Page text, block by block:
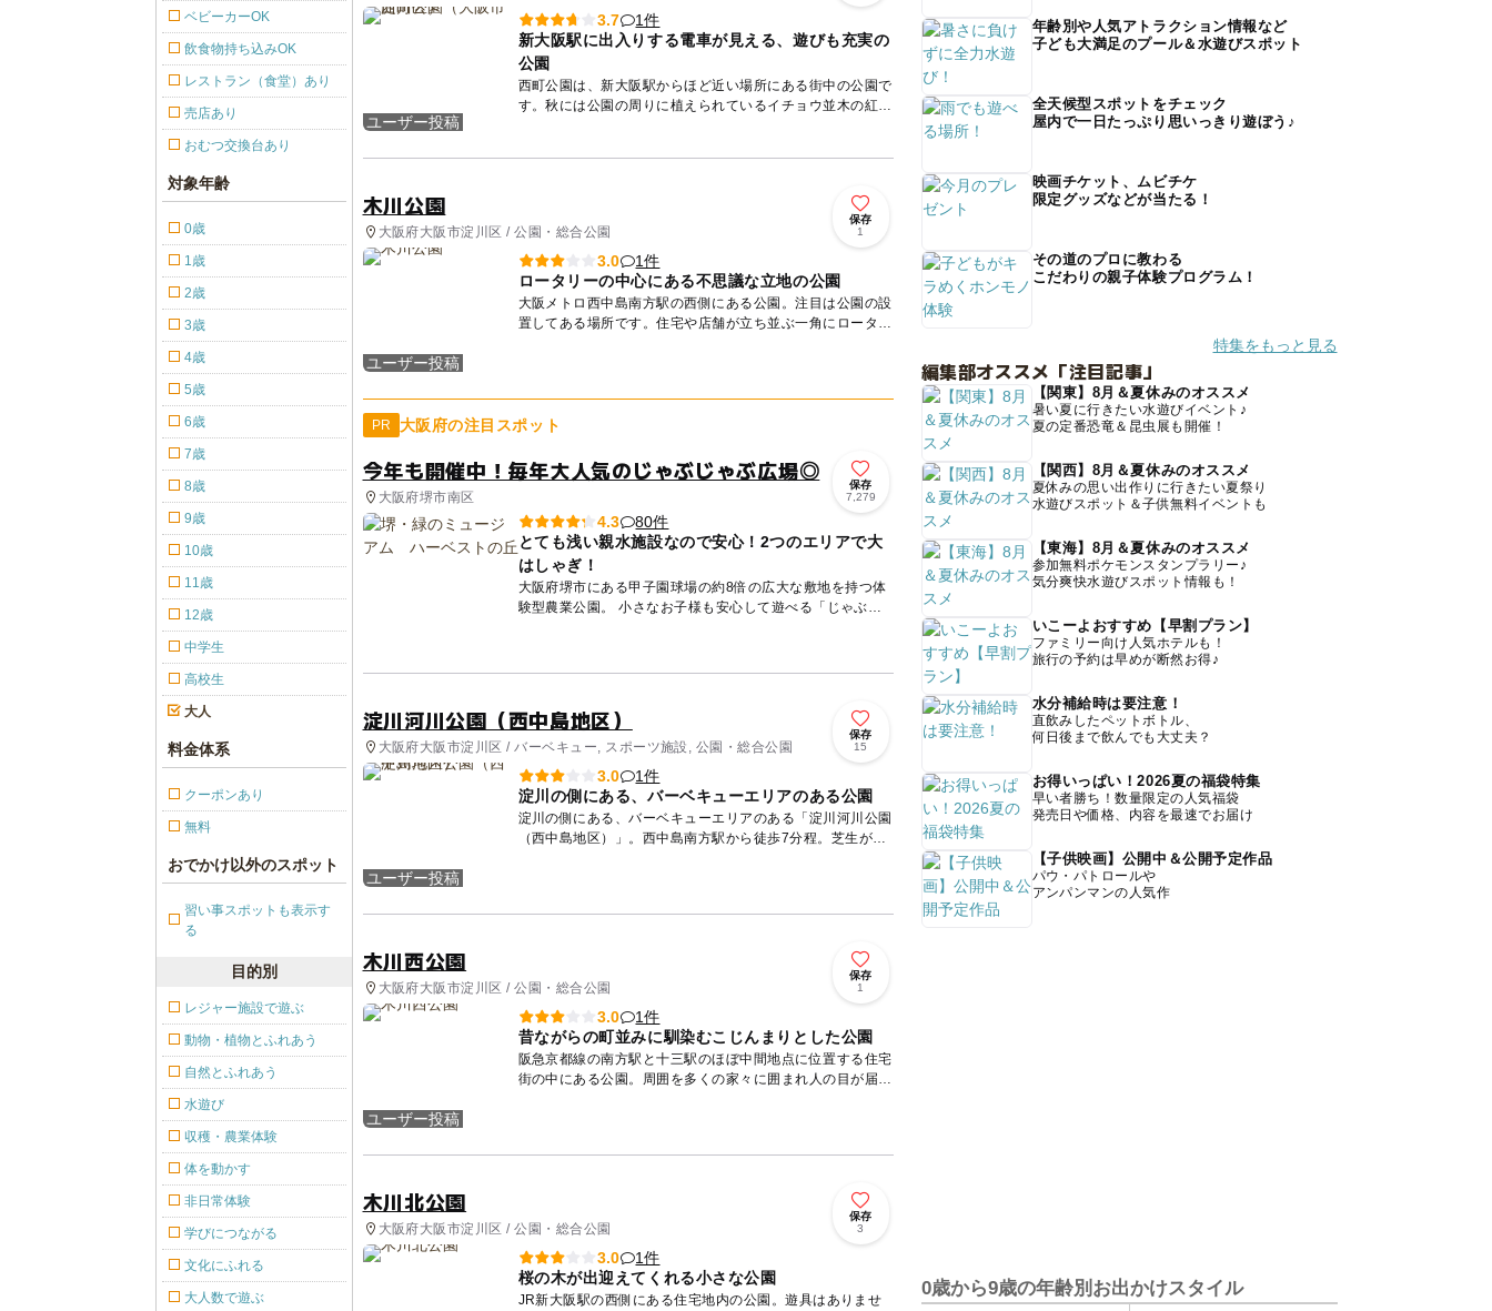
ユーザー投稿
3.7
1件
新大阪駅に出入りする電車が見える、遊びも充実の
公園
西町公園は、新大阪駅からほど近い場所にある街中の公園で
す。秋には公園の周りに植えられているイチョウ並木の紅葉
木川公園
大阪府大阪市淀川区 / 公園・総合公園
保存
1
ユーザー投稿
3.0
1件
ロータリーの中心にある不思議な立地の公園
大阪メトロ西中島南方駅の西側にある公園。注目は公園の設
置してある場所です。住宅や店舗が立ち並ぶ一角にロータリ
PR 大阪府の注目スポット
今年も開催中！毎年大人気のじゃぶじゃぶ広場◎
大阪府堺市南区
保存
7,279
4.3
80件
とても浅い親水施設なので安心！2つのエリアで大
はしゃぎ！
大阪府堺市にある甲子園球場の約8倍の広大な敷地を持つ体
験型農業公園。 小さなお子様も安心して遊べる「じゃぶじ
淀川河川公園（西中島地区）
大阪府大阪市淀川区 / バーベキュー, スポーツ施設, 公園・総合公園
保存
15
ユーザー投稿
3.0
1件
淀川の側にある、バーベキューエリアのある公園
淀川の側にある、バーベキューエリアのある「淀川河川公園
（西中島地区）」。西中島南方駅から徒歩7分程。芝生が広
木川西公園
大阪府大阪市淀川区 / 公園・総合公園
保存
1
ユーザー投稿
3.0
1件
昔ながらの町並みに馴染むこじんまりとした公園
阪急京都線の南方駅と十三駅のほぼ中間地点に位置する住宅
街の中にある公園。周囲を多くの家々に囲まれ人の目が届き
木川北公園
大阪府大阪市淀川区 / 公園・総合公園
保存
3
3.0
1件
桜の木が出迎えてくれる小さな公園
JR新大阪駅の西側にある住宅地内の公園。遊具はありませ
ベビーカーOK
飲食物持ち込みOK
レストラン（食堂）あり
売店あり
おむつ交換台あり
対象年齢
0歳
1歳
2歳
3歳
4歳
5歳
6歳
7歳
8歳
9歳
10歳
11歳
12歳
中学生
高校生
大人
料金体系
クーポンあり
無料
おでかけ以外のスポット
習い事スポットも表示す
る
目的別
レジャー施設で遊ぶ
動物・植物とふれあう
自然とふれあう
水遊び
収穫・農業体験
体を動かす
非日常体験
学びにつながる
文化にふれる
大人数で遊ぶ
年齢別や人気アトラクション情報など
子ども大満足のプール＆水遊びスポット
全天候型スポットをチェック
屋内で一日たっぷり思いっきり遊ぼう♪
映画チケット、ムビチケ
限定グッズなどが当たる！
その道のプロに教わる
こだわりの親子体験プログラム！
特集をもっと見る
編集部オススメ「注目記事」
【関東】8月＆夏休みのオススメ
暑い夏に行きたい水遊びイベント♪
夏の定番恐竜＆昆虫展も開催！
【関西】8月＆夏休みのオススメ
夏休みの思い出作りに行きたい夏祭り
水遊びスポット＆子供無料イベントも
【東海】8月＆夏休みのオススメ
参加無料ポケモンスタンプラリー♪
気分爽快水遊びスポット情報も！
いこーよおすすめ【早割プラン】
ファミリー向け人気ホテルも！
旅行の予約は早めが断然お得♪
水分補給時は要注意！
直飲みしたペットボトル、
何日後まで飲んでも大丈夫？
お得いっぱい！2026夏の福袋特集
早い者勝ち！数量限定の人気福袋
発売日や価格、内容を最速でお届け
【子供映画】公開中＆公開予定作品
パウ・パトロールや
アンパンマンの人気作
0歳から9歳の年齢別お出かけスタイル